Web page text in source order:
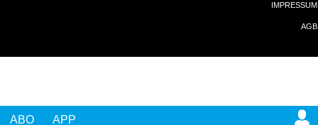
ABO APP
IMPRESSUM
AGB